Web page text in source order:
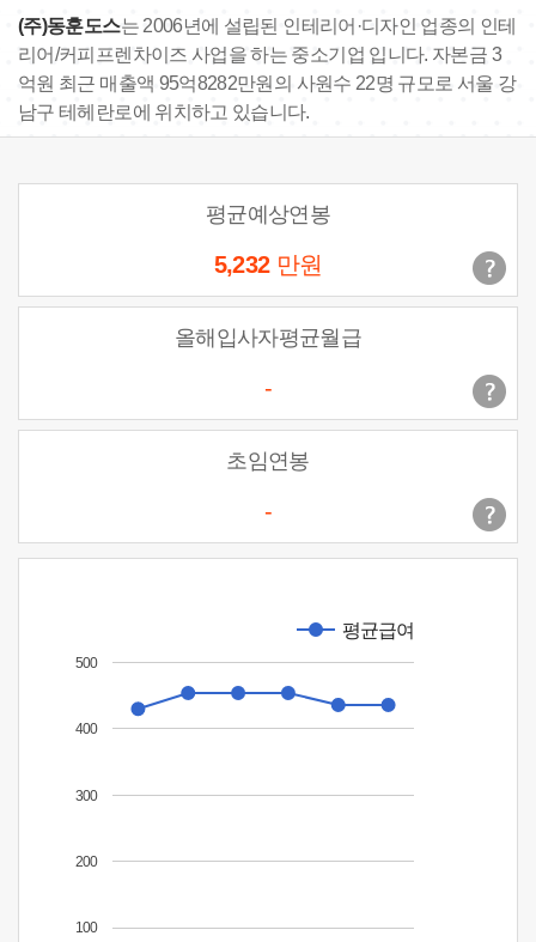
(주)동훈도스는 2006년에 설립된 인테리어·디자인 업종의 인테
리어/커피프렌차이즈 사업을 하는 중소기업 입니다. 자본금 3
억원 최근 매출액 95억8282만원의 사원수 22명 규모로 서울 강
남구 테헤란로에 위치하고 있습니다.
평균예상연봉
5,232 만원
올해입사자평균월급
-
초임연봉
-
평균급여
100
200
300
400
500